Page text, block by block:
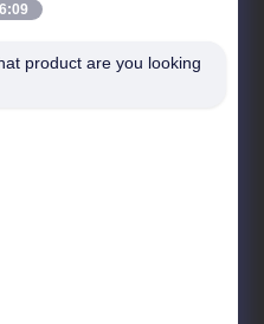
6:09 PM
product are you looking